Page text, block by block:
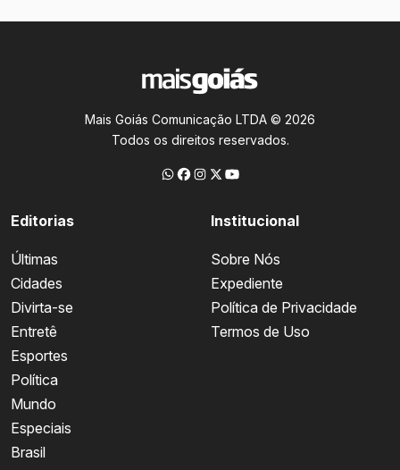
Mais Goiás Comunicação LTDA © 2026
Todos os direitos reservados.
Editorias
Últimas
Cidades
Divirta-se
Entretê
Esportes
Política
Mundo
Especiais
Brasil
Institucional
Sobre Nós
Expediente
Política de Privacidade
Termos de Uso